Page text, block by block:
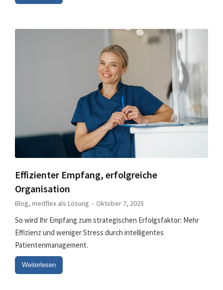
Effizienter Empfang, erfolgreiche
Organisation
Blog, medflex als Lösung Oktober 7, 2025
So wird Ihr Empfang zum strategischen Erfolgsfaktor: Mehr
Effizienz und weniger Stress durch intelligentes
Patientenmanagement.
Weiterlesen